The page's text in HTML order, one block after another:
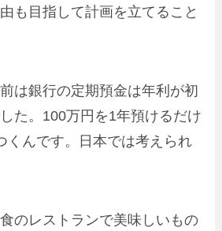
も目指して計画を立てること
は銀行の定期預金は年利が初
た。100万円を1年預けるだけ
くんです。日本では考えられ
のレストランで美味しいもの